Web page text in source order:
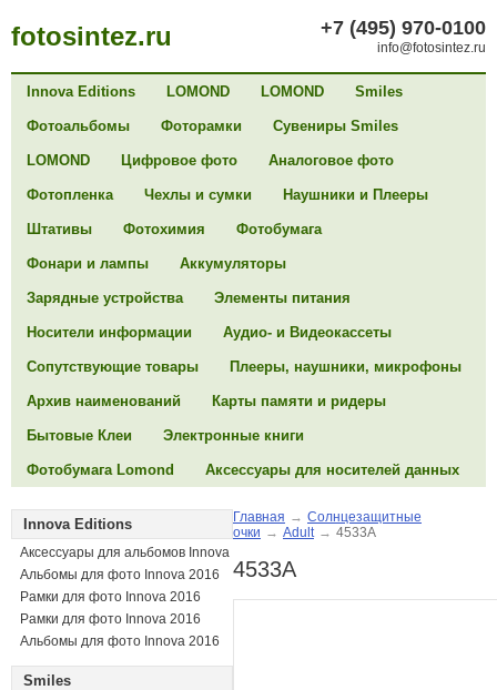
fotosintez.ru +7 (495) 970-0100
info@fotosintez.ru
Innova Editions LOMOND LOMOND Smiles
Фотоальбомы Фоторамки Сувениры Smiles
LOMOND Цифровое фото Аналоговое фото
Фотопленка Чехлы и сумки Наушники и Плееры
Штативы Фотохимия Фотобумага
Фонари и лампы Аккумуляторы
Зарядные устройства Элементы питания
Носители информации Аудио- и Видеокассеты
Сопутствующие товары Плееры, наушники, микрофоны
Архив наименований Карты памяти и ридеры
Бытовые Клеи Электронные книги
Фотобумага Lomond Аксессуары для носителей данных
Innova Editions
Аксессуары для альбомов Innova
Альбомы для фото Innova 2016
Рамки для фото Innova 2016
Рамки для фото Innova 2016
Альбомы для фото Innova 2016
Smiles
Главная → Солнцезащитные
очки → Adult → 4533A
4533A